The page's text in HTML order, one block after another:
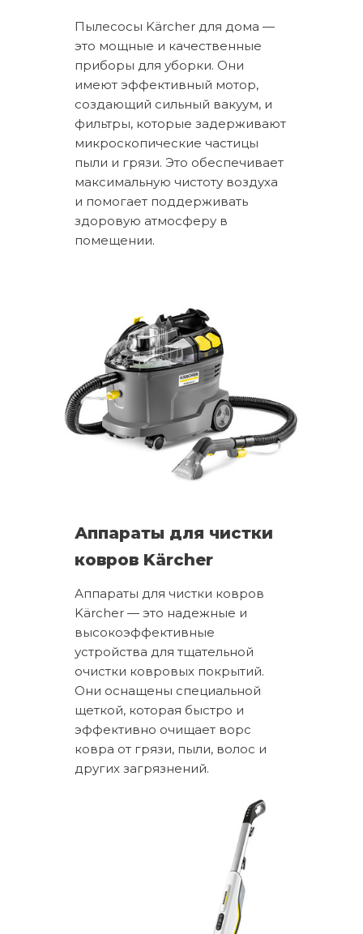
Пылесосы Kärcher для дома —
это мощные и качественные
приборы для уборки. Они
имеют эффективный мотор,
создающий сильный вакуум, и
фильтры, которые задерживают
микроскопические частицы
пыли и грязи. Это обеспечивает
максимальную чистоту воздуха
и помогает поддерживать
здоровую атмосферу в
помещении.
Аппараты для чистки
ковров Kärcher
Аппараты для чистки ковров
Kärcher — это надежные и
высокоэффективные
устройства для тщательной
очистки ковровых покрытий.
Они оснащены специальной
щеткой, которая быстро и
эффективно очищает ворс
ковра от грязи, пыли, волос и
других загрязнений.